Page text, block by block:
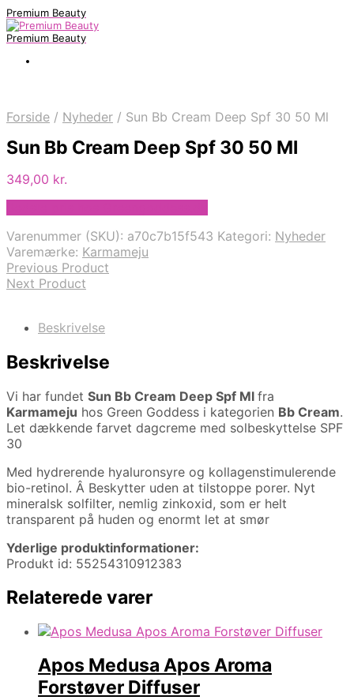
Premium Beauty
Premium Beauty
Forside / Nyheder / Sun Bb Cream Deep Spf 30 50 Ml
Sun Bb Cream Deep Spf 30 50 Ml
349,00 kr.
Varenummer (SKU): a70c7b15f543 Kategori: Nyheder
Varemærke: Karmameju
Previous Product
Next Product
Beskrivelse
Beskrivelse
Vi har fundet Sun Bb Cream Deep Spf Ml fra
Karmameju hos Green Goddess i kategorien Bb Cream.
Let dækkende farvet dagcreme med solbeskyttelse SPF
30
Med hydrerende hyaluronsyre og kollagenstimulerende
bio-retinol. Â Beskytter uden at tilstoppe porer. Nyt
mineralsk solfilter, nemlig zinkoxid, som er helt
transparent på huden og enormt let at smør
Yderlige produktinformationer:
Produkt id: 55254310912383
Relaterede varer
Apos Medusa Apos Aroma
Forstøver Diffuser